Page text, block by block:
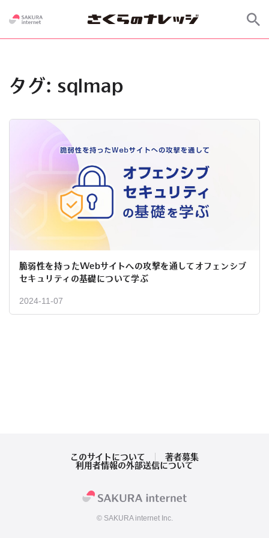
タグ: sqlmap
脆弱性を持ったWebサイトへの攻撃を通してオフェンシブ
セキュリティの基礎について学ぶ
2024-11-07
このサイトについて
著者募集
利用者情報の外部送信について
© SAKURA internet Inc.